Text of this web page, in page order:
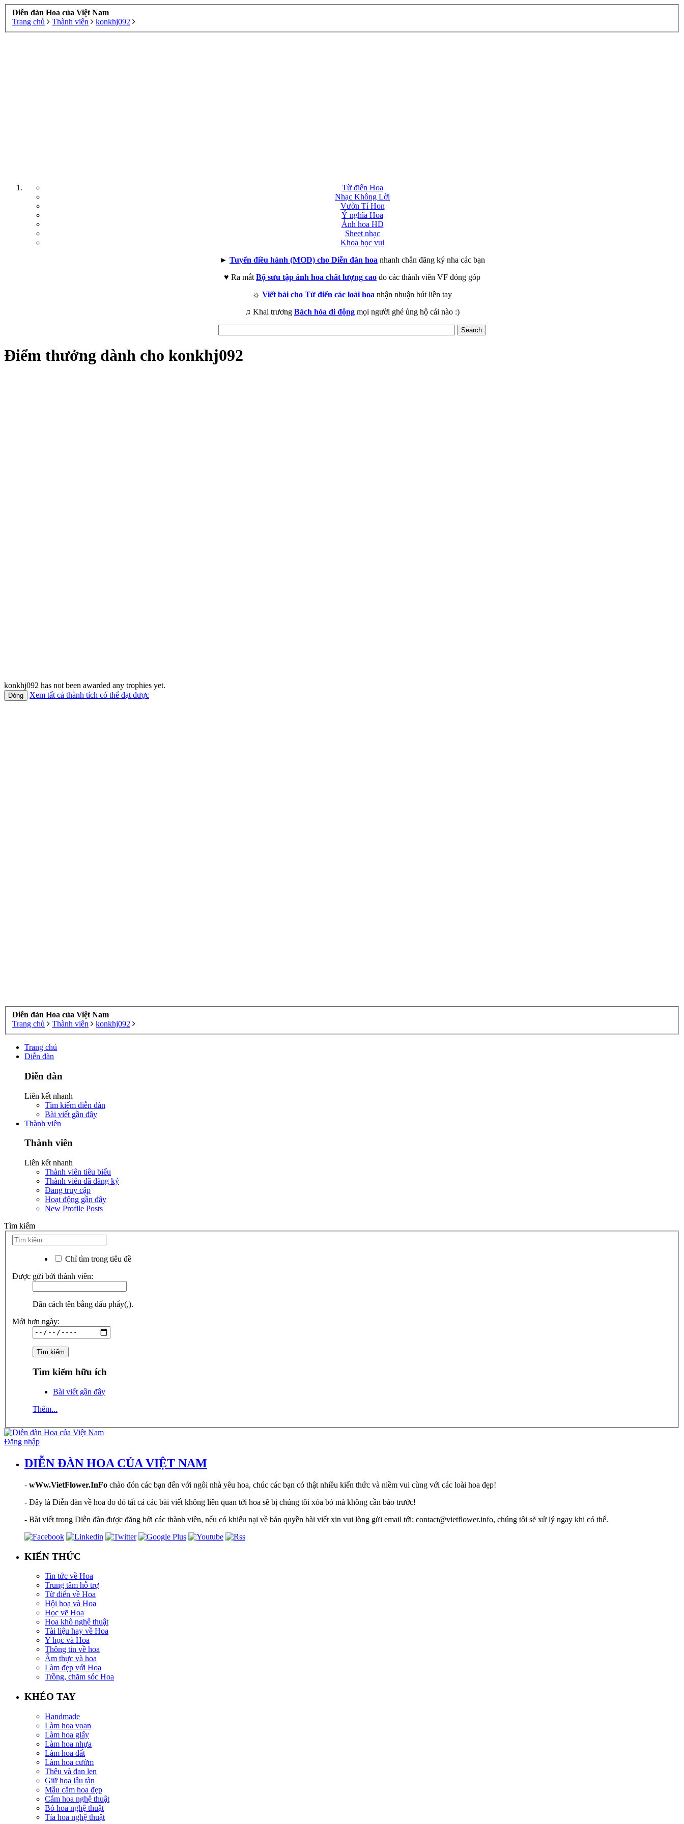
Diễn đàn Hoa của Việt Nam
Trang chủ
Thành viên konkhj092
Từ điển Hoa
Nhạc Không Lời
Vườn Tí Hon
Ý nghĩa Hoa
Ảnh hoa HD
Sheet nhạc
Khoa học vui
► Tuyển điều hành (MOD) cho Diễn đàn hoa nhanh chân đăng ký nha các bạn
♥ Ra mắt Bộ sưu tập ảnh hoa chất lượng cao do các thành viên VF đóng góp
☼ Viết bài cho Từ điển các loài hoa nhận nhuận bút liền tay
♫ Khai trương Bách hóa di động mọi người ghé ủng hộ cái nào :)
Điểm thưởng dành cho konkhj092
konkhj092 has not been awarded any trophies yet.
Xem tất cả thành tích có thể đạt được
Diễn đàn Hoa của Việt Nam
Trang chủ
Thành viên konkhj092
Trang chủ
Diễn đàn
Diễn đàn
Liên kết nhanh
Tìm kiếm diễn đàn
Bài viết gần đây
Thành viên
Thành viên
Liên kết nhanh
Thành viên tiêu biểu
Thành viên đã đăng ký
Đang truy cập
Hoạt động gần đây
New Profile Posts
Tìm kiếm
Chỉ tìm trong tiêu đề
Được gửi bởi thành viên:
Dãn cách tên bằng dấu phẩy(,).
Mới hơn ngày:
Tìm kiếm hữu ích
Bài viết gần đây
Thêm...
Đăng nhập
DIỄN ĐÀN HOA CỦA VIỆT NAM
- wWw.VietFlower.InFo chào đón các bạn đến với ngôi nhà yêu hoa, chúc các bạn có thật nhiều kiến thức và niềm vui cùng với các loài hoa đẹp!
- Đây là Diễn đàn về hoa do đó tất cả các bài viết không liên quan tới hoa sẽ bị chúng tôi xóa bỏ mà không cần báo trước!
- Bài viết trong Diễn đàn được đăng bởi các thành viên, nếu có khiếu nại về bản quyền bài viết xin vui lòng gửi email tới: contact@vietflower.info, chúng tôi sẽ xử lý ngay khi có thể.
KIẾN THỨC
Tin tức về Hoa
Trung tâm hỗ trợ
Từ điển về Hoa
Hội hoạ và Hoa
Học vẽ Hoa
Hoa khô nghệ thuật
Tài liệu hay về Hoa
Y học và Hoa
Thông tin về hoa
Ẩm thực và hoa
Làm đẹp với Hoa
Trồng, chăm sóc Hoa
KHÉO TAY
Handmade
Làm hoa voan
Làm hoa giấy
Làm hoa nhựa
Làm hoa đất
Làm hoa cườm
Thêu và đan len
Giữ hoa lâu tàn
Mẫu cắm hoa đẹp
Cắm hoa nghệ thuật
Bó hoa nghệ thuật
Tỉa hoa nghệ thuật